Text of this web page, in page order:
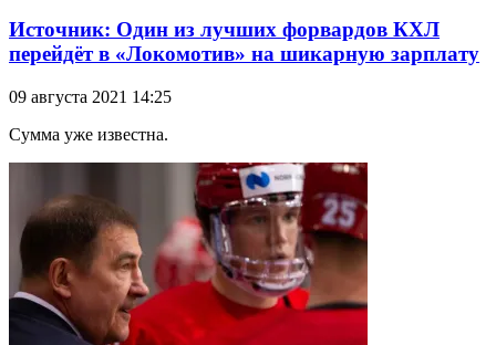
Источник: Один из лучших форвардов КХЛ
перейдёт в «Локомотив» на шикарную зарплату
09 августа 2021 14:25
Сумма уже известна.